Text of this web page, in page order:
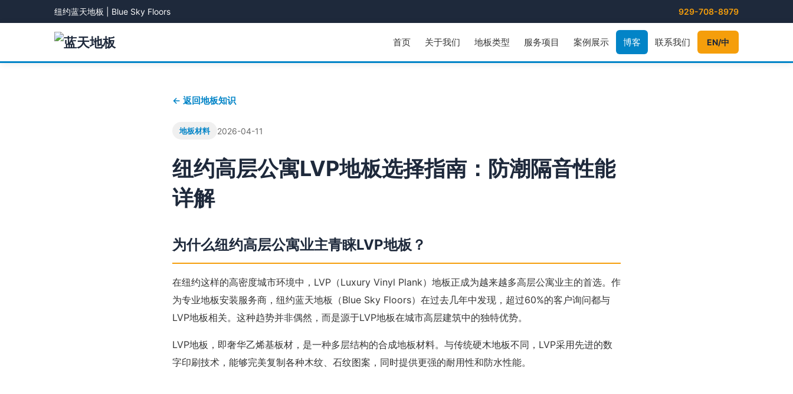
纽约蓝天地板 | Blue Sky Floors 929-708-8979
首页 关于我们 地板类型 服务项目 案例展示 博客 联系我们 EN/中
← 返回地板知识
地板材料 2026-04-11
纽约高层公寓LVP地板选择指南：防潮隔音性能
详解
为什么纽约高层公寓业主青睐LVP地板？
在纽约这样的高密度城市环境中，LVP（Luxury Vinyl Plank）地板正成为越来越多高层公寓业主的首选。作
为专业地板安装服务商，纽约蓝天地板（Blue Sky Floors）在过去几年中发现，超过60%的客户询问都与
LVP地板相关。这种趋势并非偶然，而是源于LVP地板在城市高层建筑中的独特优势。
LVP地板，即奢华乙烯基板材，是一种多层结构的合成地板材料。与传统硬木地板不同，LVP采用先进的数
字印刷技术，能够完美复制各种木纹、石纹图案，同时提供更强的耐用性和防水性能。